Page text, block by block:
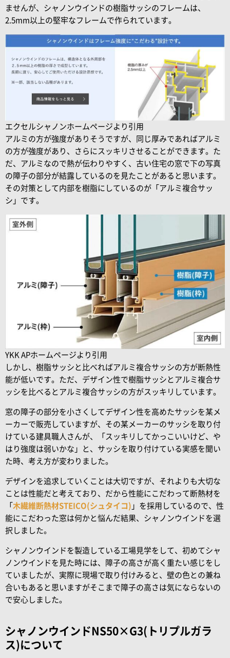
ませんが、シャノンウインドの樹脂サッシのフレームは、
2.5mm以上の堅牢なフレームで作られています。
エクセルシャノンホームページより引用
アルミの方が強度がありそうですが、同じ厚みであればアルミ
の方が強度があり、さらにスッキリさせることができます。た
だ、アルミなので熱が伝わりやすく、古い住宅の窓で下の写真
の障子の部分が結露しているのを見たことがあると思います。
その対策として内部を樹脂にしているのが「アルミ複合サッ
シ」です。
YKK APホームページより引用
しかし、樹脂サッシと比べればアルミ複合サッシの方が断熱性
能が低いです。ただ、デザイン性で樹脂サッシとアルミ複合サ
ッシを比べるとアルミ複合サッシの方がスッキリしています。
窓の障子の部分を小さくしてデザイン性を高めたサッシを某メ
ーカーで販売していますが、その某メーカーのサッシを取り付
けている建具職人さんが、「スッキリしてかっこいいけど、や
はり強度は弱いかな」と、サッシを取り付けている実感を聞い
た時、考え方が変わりました。
デザインを追求していくことは大切ですが、それよりも大切な
ことは性能だと考えており、だから性能にこだわって断熱材を
「 木繊維断熱材STEICO(シュタイコ) 」を採用しているので、性
能にこだわった窓は何かと悩んだ結果、シャノンウインドを選
択しました。
シャノンウインドを製造している工場見学をして、初めてシャ
ノンウインドを見た時には、障子の高さが高く重たい感じをし
ていましたが、実際に現場で取り付けみると、壁の色との兼ね
合いもあると思いますがそこまで障子の高さは気にならないの
で安心しました。
シャノンウインドNS50×G3(トリプルガラ
ス)について